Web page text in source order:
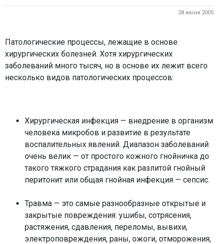
28 июня 2005
Патологические процессы, лежащие в основе
хирургических болезней. Хотя хирургических
заболеваний много тысяч, но в основе их лежит всего
несколько видов патологических процессов:
Хирургическая инфекция — внедрение в организм
человека микробов и развитие в результате
воспалительных явлений. Диапазон заболеваний
очень велик — от простого кожного гнойничка до
такого тяжкого страдания как разлитой гнойный
перитонит или общая гнойная инфекция — сепсис.
Травма — это самые разнообразные открытые и
закрытые повреждения: ушибы, сотрясения,
растяжения, сдавления, переломы, вывихи,
электроповреждения, раны, ожоги, отморожения,